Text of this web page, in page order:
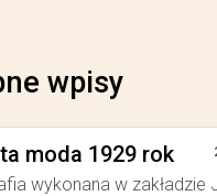
wpisy
moda 1929 rok
wykonana w zakładzie